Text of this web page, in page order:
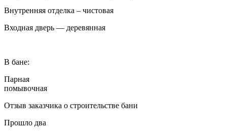
Внутренняя отделка – чистовая
Входная дверь — деревянная
В бане:
Парная
помывочная
Отзыв заказчика о строительстве бани
Прошло два